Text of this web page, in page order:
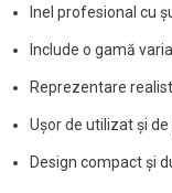
Inel profesional cu
Include o gamă
Reprezentare
Ușor de utilizat și
Design compact și